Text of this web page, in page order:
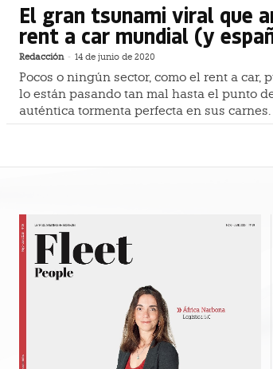
El gran tsunami viral que
rent a car mundial (y
Redacción - 14 de junio de 2020
Pocos o ningún sector, como el rent a car,
lo están pasando tan mal hasta el punto
auténtica tormenta perfecta en sus carnes.